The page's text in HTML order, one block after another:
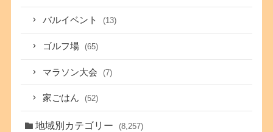
バルイベント (13)
ゴルフ場 (65)
マラソン大会 (7)
家ごはん (52)
地域別カテゴリー (8,257)